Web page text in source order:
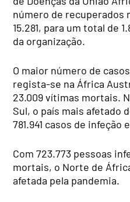
número de recuperados
15.281, para um total de
da organização.
O maior número de
regista-se na África
23.009 vítimas mortais.
Sul, o país mais afetado
781.941 casos de infeção
Com 723.773 pessoas
mortais, o Norte de
afetada pela pandemia.